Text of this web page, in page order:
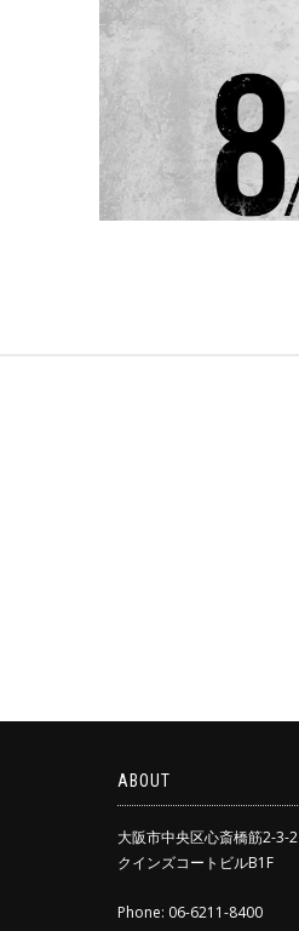
ABOUT
大阪市中央区心斎橋筋2-3-2
クインズコートビルB1F
Phone: 06-6211-8400